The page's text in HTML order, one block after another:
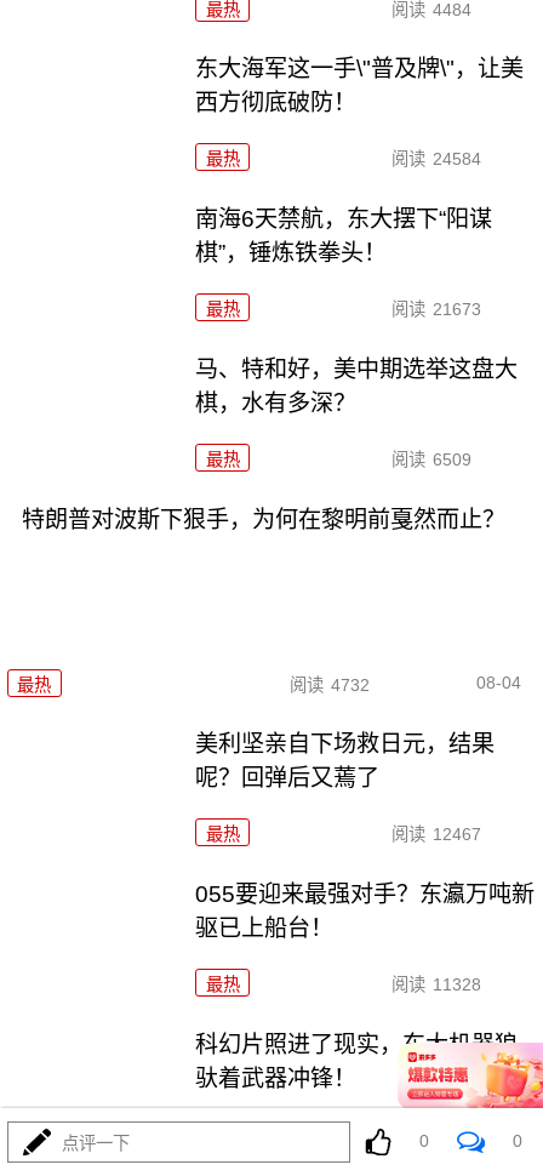
最热 阅读 4484
东大海军这一手\"普及牌\"，让美
西方彻底破防！
最热 阅读 24584
南海6天禁航，东大摆下“阳谋
棋”，锤炼铁拳头！
最热 阅读 21673
马、特和好，美中期选举这盘大
棋，水有多深？
最热 阅读 6509
特朗普对波斯下狠手，为何在黎明前戛然而止？
最热 阅读 4732 08-04
美利坚亲自下场救日元，结果
呢？回弹后又蔫了
最热 阅读 12467
055要迎来最强对手？东瀛万吨新
驱已上船台！
最热 阅读 11328
科幻片照进了现实，东大机器狼
驮着武器冲锋！
阅读 8860
点评一下 0 0